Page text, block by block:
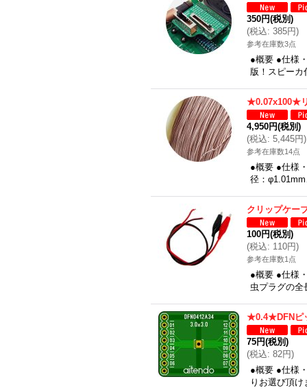
350円(税別)
(税込: 385円)
参考在庫数3点
●概要 ●仕様
版！スピー
★0.07x100★
4,950円(税別)
(税込: 5,445円)
参考在庫数14点
●概要 ●仕様
径：
クリップケー
100円(税別)
(税込: 110円)
参考在庫数1点
●概要 ●仕様
虫プラグの全
★0.4★DFNピ
75円(税別)
(税込: 82円)
●概要 ●仕様
りお選び頂